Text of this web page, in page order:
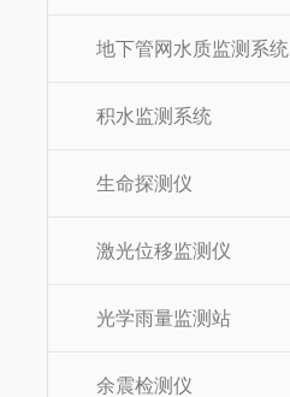
地下管网水质监测系统
积水监测系统
生命探测仪
激光位移监测仪
光学雨量监测站
余震检测仪